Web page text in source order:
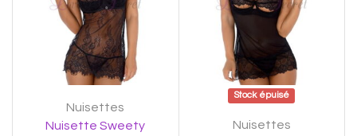
Nuisettes
Nuisette Sweety
Stock épuisé
Nuisettes